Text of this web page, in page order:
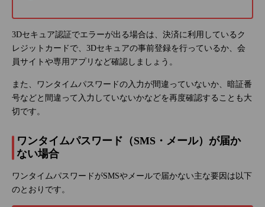
3Dセキュア認証でエラーが出る場合は、決済に利用しているク
レジットカードで、3Dセキュアの事前登録を行っているか、会
員サイトや専用アプリなど確認しましょう。
また、ワンタイムパスワードの入力が間違っていないか、暗証番
号などと間違って入力していないかなどを再度確認することも大
切です。
ワンタイムパスワード（SMS・メール）が届か
ない場合
ワンタイムパスワードがSMSやメールで届かない主な要因は以下
のとおりです。